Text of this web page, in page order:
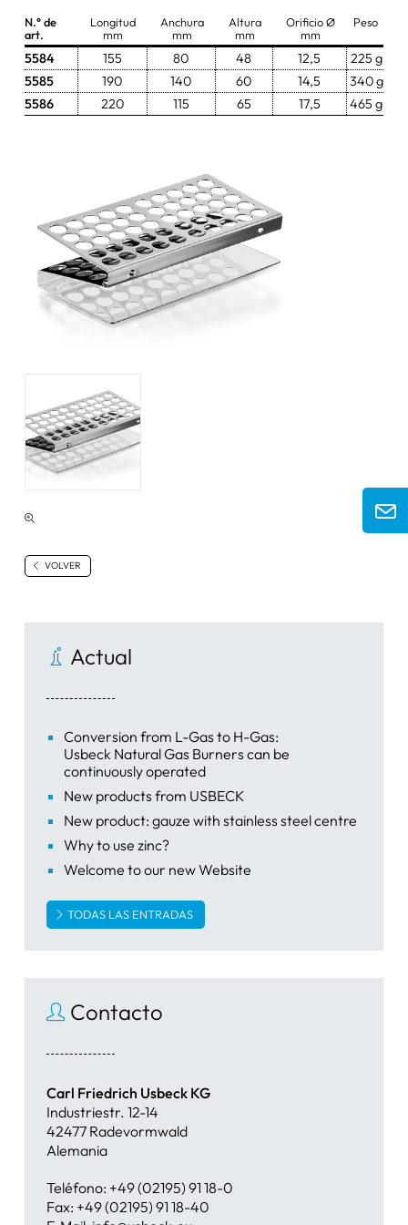
Palas de pesaje
Pinzas y tijeras
Bandejas y tarros
otros artículos
N.° de
art.
Longitud
mm
Anchura
mm
Altura
mm
Orificio Ø
mm
Peso
5584 155 80 48 12,5
225 g
5585
190 140 60 14,5
340 g
5586
220 115 65 17,5 465 g
VOLVER
Actual
Conversion from L-Gas to H-Gas:
Usbeck Natural Gas Burners can be
continuously operated
New products from USBECK
New product: gauze with stainless steel centre
Why to use zinc?
Welcome to our new Website
TODAS LAS ENTRADAS
Contacto
Carl Friedrich Usbeck KG
Industriestr. 12-14
42477 Radevormwald
Alemania
Teléfono: +49 (02195) 91 18-0
Fax: +49 (02195) 91 18-40